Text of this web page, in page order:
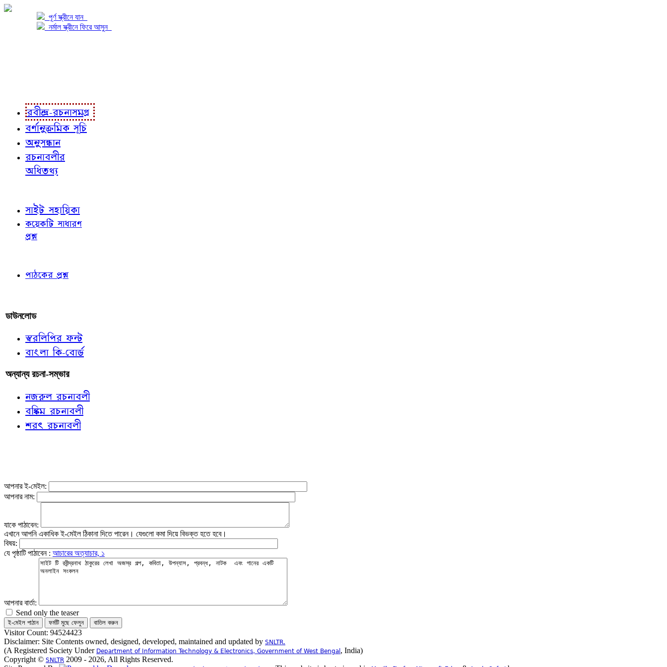
পূর্ণ স্ক্রীনে যান
নর্মাল স্ক্রীনে ফিরে আসুন
রবীন্দ্র-রচনাসমগ্র
বর্ণানুক্রমিক সূচি
অনুসন্ধান
রচনাবলীর
অধিতথ্য
সাইট সহায়িকা
কয়েকটি সাধারণ
প্রশ্ন
পাঠকের প্রশ্ন
ডাউনলোড
স্বরলিপির ফন্ট
বাংলা কি-বোর্ড
অন্যান্য রচনা-সম্ভার
নজরুল রচনাবলী
বঙ্কিম রচনাবলী
শরৎ রচনাবলী
আপনার ই-মেইল:
আপনার নাম:
যাকে পাঠাবেন:
এখানে আপনি একাধিক ই-মেইল ঠিকানা দিতে পারেন। যেগুলো কমা দিয়ে বিভক্ত হতে হবে।
বিষয়:
যে পৃষ্ঠাটি পাঠাবেন : আচারের অত্যাচার, ১
আপনার বার্তা:
Send only the teaser
Visitor Count: 94524423
Disclaimer: Site Contents owned, designed, developed, maintained and updated by SNLTR.
(A Registered Society Under Department of Information Technology & Electronics, Government of West Bengal , India)
Copyright © SNLTR 2009 - 2026, All Rights Reserved.